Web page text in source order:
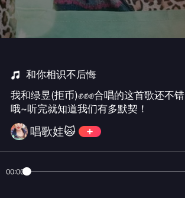
和你相识不后悔
我和绿昱(拒币)✊✊✊合唱的这首歌还不错
哦~听完就知道我们有多默契！
唱歌娃🙀
00:00